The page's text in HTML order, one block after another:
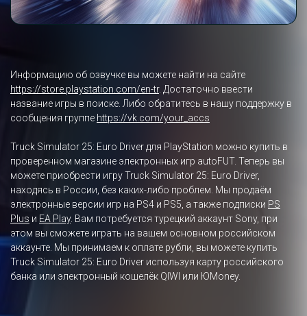
Информацию об озвучке вы можете найти на сайте
https://store.playstation.com/en-tr. Достаточно ввести
название игры в поиске. Либо обратитесь в нашу поддержку в
сообщения группе https://vk.com/your_accs
Truck Simulator 25: Euro Driver для PlayStation можно купить в
проверенном магазине электронных игр autoFUT. Теперь вы
можете приобрести игру Truck Simulator 25: Euro Driver,
находясь в России, без каких-либо проблем. Мы продаём
электронные версии игр на PS4 и PS5, а также подписки PS
Plus и EA Play. Вам потребуется турецкий аккаунт Sony, при
этом вы сможете играть на вашем основном российском
аккаунте. Мы принимаем к оплате рубли, вы можете купить
Truck Simulator 25: Euro Driver используя карту российского
банка или электронный кошелёк QIWI или ЮMoney.